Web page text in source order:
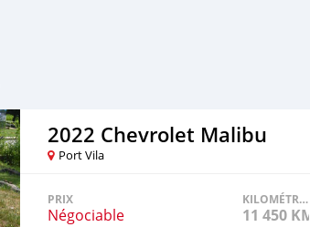
2022 Chevrolet Malibu
Port Vila
PRIX
Négociable
KILOMÉTRAGE
11 450 KM